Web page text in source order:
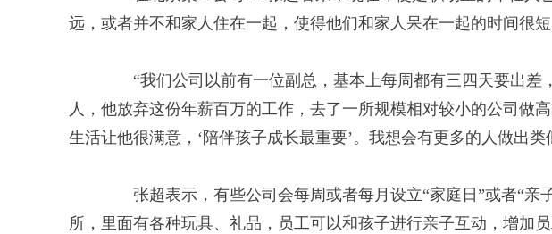
远，或者并不和家人住在一起，使得他们和家人呆在一起的时间很短
“我们公司以前有一位副总，基本上每周都有三四天要出差
人，他放弃这份年薪百万的工作，去了一所规模相对较小的公司做
生活让他很满意，‘陪伴孩子成长最重要’。我想会有更多的人做出类
张超表示，有些公司会每周或者每月设立“家庭日”或者“亲
所，里面有各种玩具、礼品，员工可以和孩子进行亲子互动，增加员